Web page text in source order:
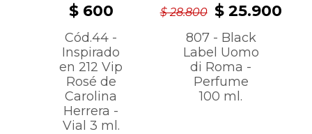
Cód.44 -
Inspirado
en 212 Vip
Rosé de
Carolina
Herrera -
Vial 3 ml.
$ 600
807 - Black
Label Uomo
di Roma -
Perfume
100 ml.
$ 28.800 $ 25.900